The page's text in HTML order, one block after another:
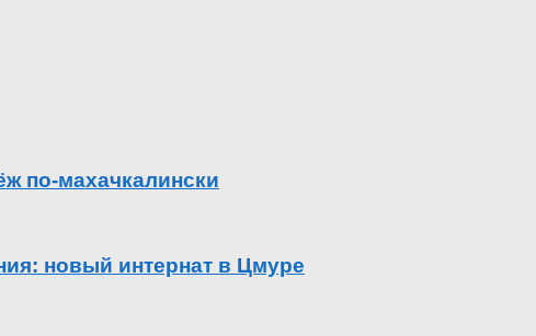
по-махачкалински
новый интернат в Цмуре